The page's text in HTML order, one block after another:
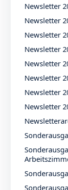
Newsletter
Newsletter
Newsletter
Newsletter
Newsletter
Newsletter
Newsletter
Newsletter